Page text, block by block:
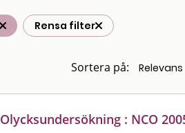
Rensa filter
Sortera på:
Olycksundersökning : NCO